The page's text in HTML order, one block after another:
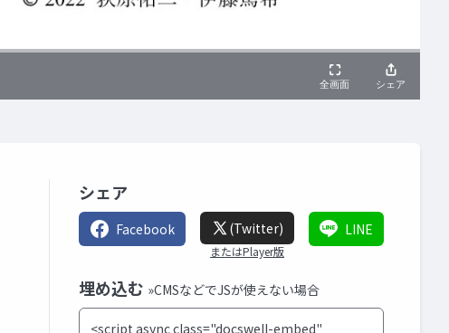
シェア
Facebook (Twitter)
またはPlayer版
LINE
埋め込む »CMSなどでJSが使えない場合